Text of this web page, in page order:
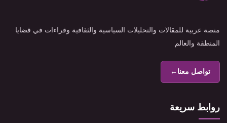
منصة عربية للمقالات والتحليلات السياسية والثقافية وقراءات في قضايا
المنطقة والعالم
تواصل معنا←
روابط سريعة